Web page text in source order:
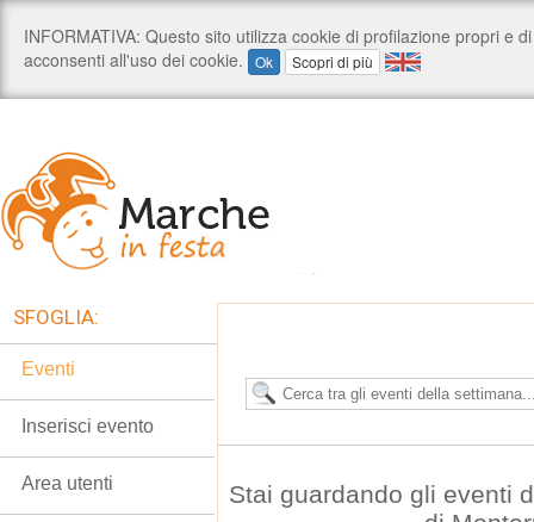
Stai guardando gli eventi
SFOGLIA:
Eventi
Inserisci evento
Area utenti